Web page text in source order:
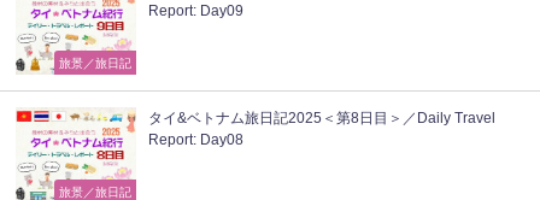
旅景／旅日記
Report: Day09
旅景／旅日記
タイ&ベトナム旅日記2025＜第8日目＞／Daily Travel
Report: Day08